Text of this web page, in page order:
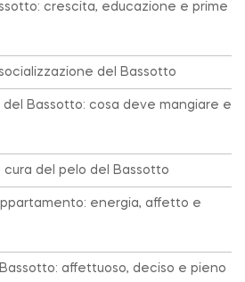
crescita, educazione e prime
del Bassotto
Bassotto: cosa deve mangiare e
cura del pelo del Bassotto
energia, affetto e
affettuoso, deciso e pieno